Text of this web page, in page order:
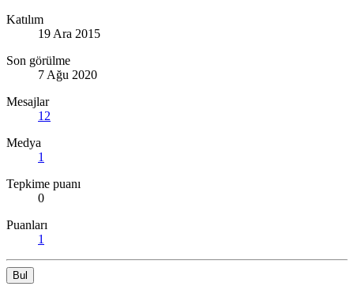
Katılım
19 Ara 2015
Son görülme
7 Ağu 2020
Mesajlar
12
Medya
1
Tepkime puanı
0
Puanları
1
Bul